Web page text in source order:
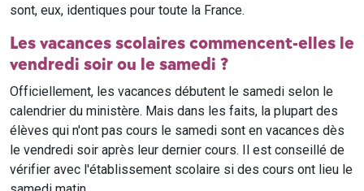
sont, eux, identiques pour toute la France.
Les vacances scolaires commencent-elles le
vendredi soir ou le samedi ?
Officiellement, les vacances débutent le samedi selon le
calendrier du ministère. Mais dans les faits, la plupart des
élèves qui n'ont pas cours le samedi sont en vacances dès
le vendredi soir après leur dernier cours. Il est conseillé de
vérifier avec l'établissement scolaire si des cours ont lieu le